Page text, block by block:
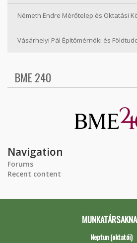
Németh Endre Mérőtelep és Oktatási
Vásárhelyi Pál Építőmérnöki és
BME 240
Navigation
Forums
Recent content
Neptun (oktatói)